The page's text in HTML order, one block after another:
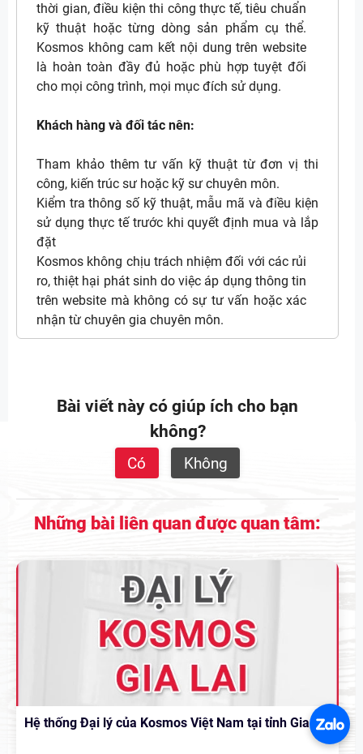
thời gian, điều kiện thi công thực tế, tiêu chuẩn
kỹ thuật hoặc từng dòng sản phẩm cụ thể.
Kosmos không cam kết nội dung trên website
là hoàn toàn đầy đủ hoặc phù hợp tuyệt đối
cho mọi công trình, mọi mục đích sử dụng.
Khách hàng và đối tác nên:
Tham khảo thêm tư vấn kỹ thuật từ đơn vị thi
công, kiến trúc sư hoặc kỹ sư chuyên môn.
Kiểm tra thông số kỹ thuật, mẫu mã và điều kiện
sử dụng thực tế trước khi quyết định mua và lắp
đặt
Kosmos không chịu trách nhiệm đối với các rủi
ro, thiệt hại phát sinh do việc áp dụng thông tin
trên website mà không có sự tư vấn hoặc xác
nhận từ chuyên gia chuyên môn.
Bài viết này có giúp ích cho bạn
không?
Có Không
Những bài liên quan được quan tâm:
Hệ thống Đại lý của Kosmos Việt Nam tại tỉnh Gia Lai